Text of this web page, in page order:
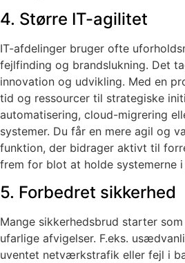
4. Større IT-agilitet
IT-afdelinger bruger ofte
fejlfinding og brandslukning. Det
innovation og udvikling. Med en
tid og ressourcer til strategiske
automatisering, cloud-migrering
systemer. Du får en mere agil og
funktion, der bidrager aktivt til
frem for blot at holde systemerne i
5. Forbedret sikkerhed
Mange sikkerhedsbrud starter
ufarlige afvigelser. F.eks.
uventet netværkstrafik eller fejl i